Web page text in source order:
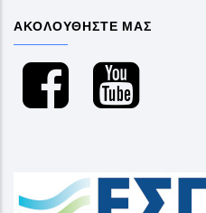
ΑΚΟΛΟΥΘΗΣΤΕ ΜΑΣ